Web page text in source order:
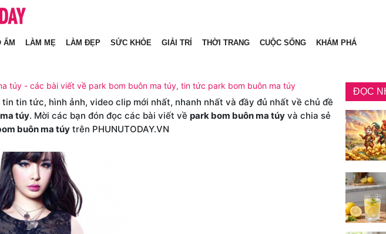
ẤM LÀM MẸ LÀM ĐẸP SỨC KHỎE GIẢI TRÍ THỜI TRANG CUỘC SỐNG KHÁM PHÁ
túy - các bài viết về park bom buôn ma túy, tin tức park bom buôn ma túy
tin tức, hình ảnh, video clip mới nhất, nhanh nhất và đầy đủ nhất về chủ đề
túy. Mời các bạn đón đọc các bài viết về park bom buôn ma túy và chia sẻ
buôn ma túy trên PHUNUTODAY.VN
ĐỌC